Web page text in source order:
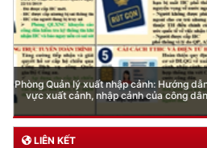
Phòng Quản lý xuất nhập cảnh: Hướng
vực xuất cảnh, nhập cảnh của công
LIÊN KẾT